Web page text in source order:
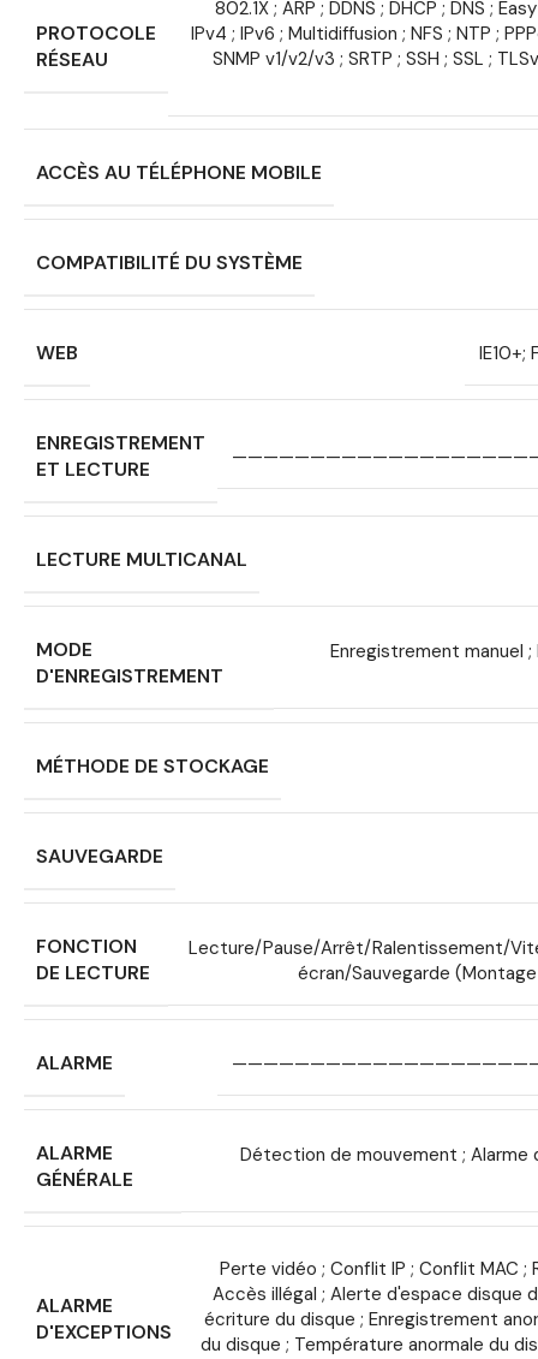
PROTOCOLE
RÉSEAU
802.1X ; ARP ; DDNS ; DHCP ; DNS ;
IPv4 ; IPv6 ; Multidiffusion ; NFS ; NTP ;
SNMP v1/v2/v3 ; SRTP ; SSH ; SSL ;
ACCÈS AU TÉLÉPHONE MOBILE
COMPATIBILITÉ DU SYSTÈME
WEB IE10+;
ENREGISTREMENT
ET LECTURE
LECTURE MULTICANAL
MODE
D'ENREGISTREMENT
Enregistrement manuel
MÉTHODE DE STOCKAGE
SAUVEGARDE
FONCTION
DE LECTURE
Lecture/Pause/Arrêt/Ralentissement/
écran/Sauvegarde
ALARME
ALARME
GÉNÉRALE
Détection de mouvement ; Alarme
ALARME
D'EXCEPTIONS
Perte vidéo ; Conflit IP ; Conflit MAC
Accès illégal ; Alerte d'espace disque
écriture du disque ; Enregistrement
du disque ; Température anormale du